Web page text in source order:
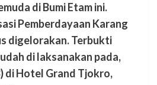
di Bumi Etam ini.
Pemberdayaan Karang
digelorakan. Terbukti
di laksanakan pada,
di Hotel Grand Tjokro,